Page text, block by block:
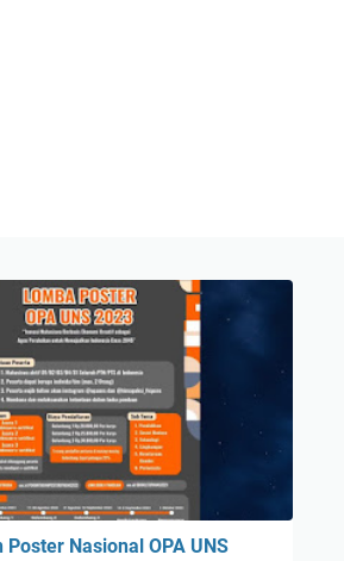
Poster Nasional OPA UNS